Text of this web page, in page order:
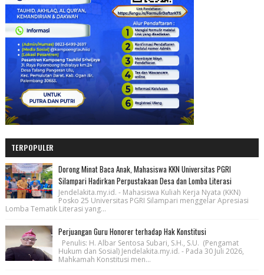
TERPOPULER
Dorong Minat Baca Anak, Mahasiswa KKN Universitas PGRI
Silampari Hadirkan Perpustakaan Desa dan Lomba Literasi
Jendelakita.my.id. - Mahasiswa Kuliah Kerja Nyata (KKN)
Posko 25 Universitas PGRI Silampari menggelar Apresiasi
Lomba Tematik Literasi yang...
Perjuangan Guru Honorer terhadap Hak Konstitusi
Penulis: H. Albar Sentosa Subari, S.H., S.U. (Pengamat
Hukum dan Sosial) Jendelakita.my.id. - Pada 30 Juli 2026,
Mahkamah Konstitusi men...